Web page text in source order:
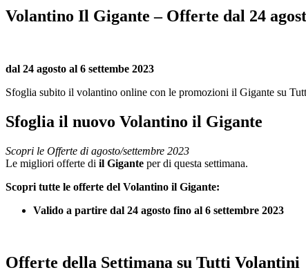
Volantino Il Gigante – Offerte dal 24
dal 24 agosto al 6 settembe 2023
Sfoglia subito il volantino online con le promozioni il Gigante su
Sfoglia il nuovo Volantino il Gigante
Scopri le Offerte di agosto/settembre 2023
Le migliori offerte di il Gigante per di questa settimana.
Scopri tutte le offerte del Volantino il Gigante:
Valido a partire dal 24 agosto fino al 6 settembre 2023
Offerte della Settimana su Tutti Volantini